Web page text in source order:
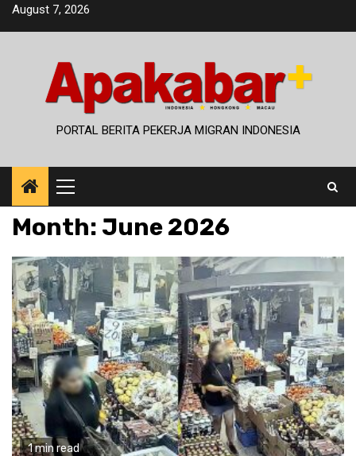
SkipAugust 7, 2026
PORTAL BERITA PEKERJA MIGRAN INDONESIA
Primary
Menu
Month: June 2026
1 min read